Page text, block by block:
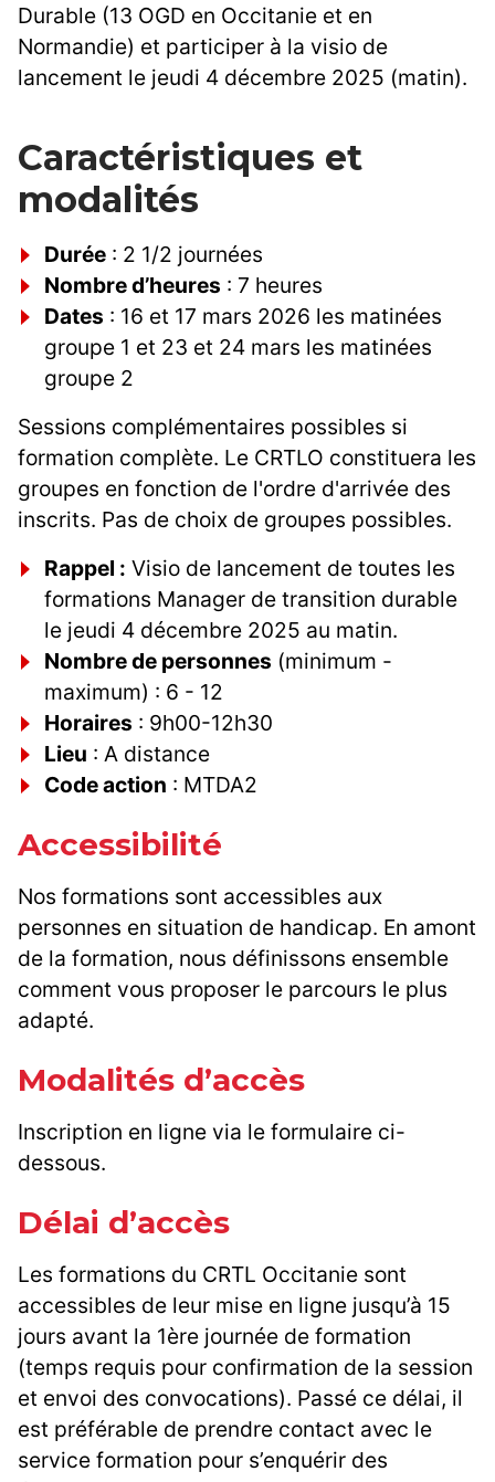
Durable (13 OGD en Occitanie et en
Normandie) et participer à la visio de
lancement le jeudi 4 décembre 2025 (matin).
Caractéristiques et
modalités
Durée : 2 1/2 journées
Nombre d’heures : 7 heures
Dates : 16 et 17 mars 2026 les matinées
groupe 1 et 23 et 24 mars les matinées
groupe 2
Sessions complémentaires possibles si
formation complète. Le CRTLO constituera les
groupes en fonction de l'ordre d'arrivée des
inscrits. Pas de choix de groupes possibles.
Rappel : Visio de lancement de toutes les
formations Manager de transition durable
le jeudi 4 décembre 2025 au matin.
Nombre de personnes (minimum -
maximum) : 6 - 12
Horaires : 9h00-12h30
Lieu : A distance
Code action : MTDA2
Accessibilité
Nos formations sont accessibles aux
personnes en situation de handicap. En amont
de la formation, nous définissons ensemble
comment vous proposer le parcours le plus
adapté.
Modalités d’accès
Inscription en ligne via le formulaire ci-
dessous.
Délai d’accès
Les formations du CRTL Occitanie sont
accessibles de leur mise en ligne jusqu’à 15
jours avant la 1ère journée de formation
(temps requis pour confirmation de la session
et envoi des convocations). Passé ce délai, il
est préférable de prendre contact avec le
service formation pour s’enquérir des